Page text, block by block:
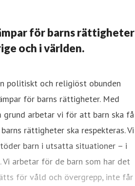
för barns rättigheter
och i världen.
politiskt och religiöst obunden
för barns rättigheter. Med
grund arbetar vi för att barn ska få
rättigheter ska respekteras. Vi
barn i utsatta situationer – i
Vi arbetar för de barn som har det
för våld och övergrepp, inte får